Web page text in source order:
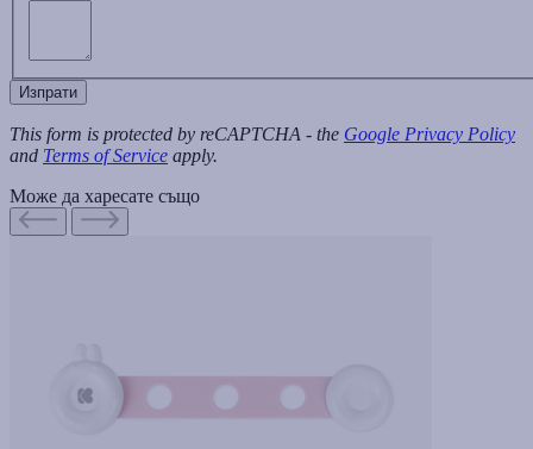
Изпрати
This form is protected by reCAPTCHA - the Google Privacy Policy
and Terms of Service apply.
Може да харесате също